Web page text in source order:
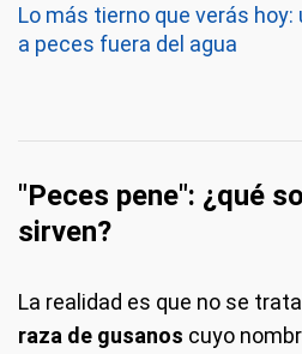
Lo más tierno que verás
a peces fuera del agua
"Peces pene": ¿qué
sirven?
La realidad es que no se
raza de gusanos cuyo